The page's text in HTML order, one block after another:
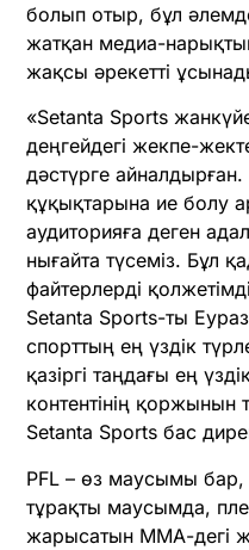
болып отыр, бұл
жатқан медиа-
жақсы әрекетті
«Setanta Sports
деңгейдегі жекпе-
дәстүрге
құқықтарына ие болу
аудиторияға деген
нығайта түсеміз. Бұл
файтерлерді
Setanta Sports-ты
спорттың ең үздік
қазіргі таңдағы ең
контентінің қоржынын
Setanta Sports бас
PFL – өз маусымы
тұрақты маусымда,
жарысатын ММА-дегі